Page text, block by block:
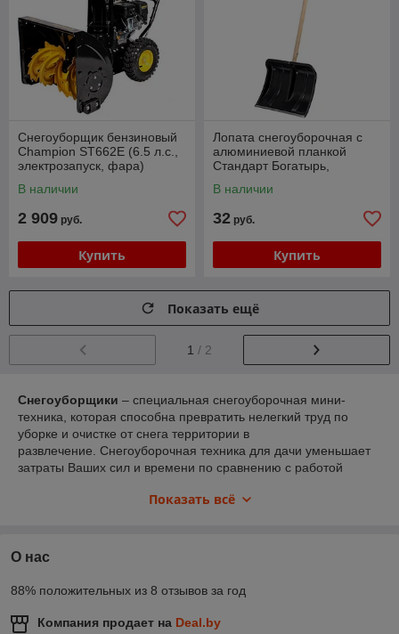
Снегоуборщик бензиновый
Champion ST662E (6.5 л.с.,
электрозапуск, фара)
В наличии
2 909 руб.
Купить
Лопата снегоуборочная с
алюминиевой планкой
Стандарт Богатырь,
мм
В наличии
32 руб.
Купить
Показать ещё
1 / 2
Снегоуборщики – специальная снегоуборочная мини-
техника, которая способна превратить нелегкий труд по
уборке и очистке от снега территории в
развлечение. Снегоуборочная техника для дачи уменьшает
затраты Ваших сил и времени по сравнению с работой
давно по достоинству оценили чрезвычайное качество и
зависимости от её функциональности и мощности, но чаще
благодаря механическому приводу на гусеницы или колеса,
территории, оператору остается лишь направлять
Показать всё
О нас
88% положительных из 8 отзывов за год
Компания продает на Deal.by